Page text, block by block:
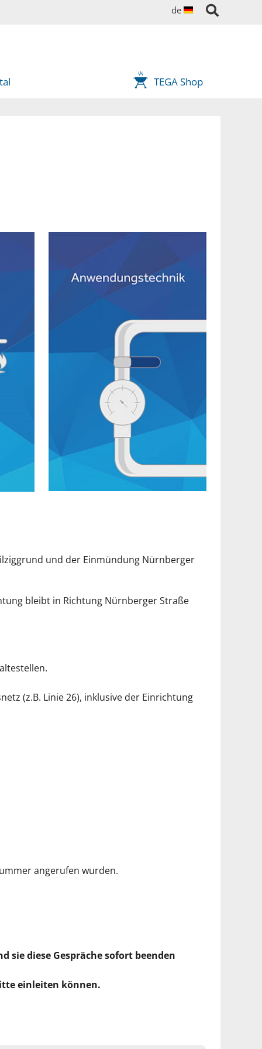
de
TEGA Shop
und der Einmündung Nürnberger
bleibt in Richtung Nürnberger Straße
(z.B. Linie 26), inklusive der Einrichtung
angerufen wurden.
sie diese Gespräche sofort beenden
einleiten können.